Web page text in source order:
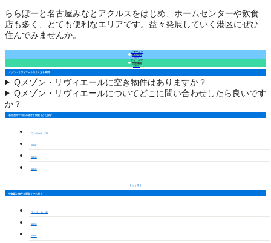
ららぽーと名古屋みなとアクルスをはじめ、ホームセンターや飲食
店も多く、とても便利なエリアです。益々発展していく港区にぜひ
住んでみませんか。
フォームで
来店予約
（無料）
フォームで
空室確認
（無料）
メゾン・リヴィエールのよくある質問
Qメゾン・リヴィエールに空き物件はありますか？
Qメゾン・リヴィエールについてどこに問い合わせしたら良いです
か？
名古屋市中川区の物件を間取りから探す
ワンルーム・1K
1LDK
2LDK
3LDK
もっと見る
中島駅の物件を間取りから探す
ワンルーム・1K
1LDK
2LDK